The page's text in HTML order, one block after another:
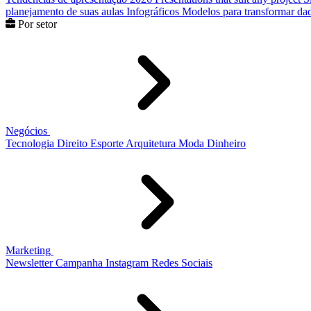
planejamento de suas aulas Infográficos Modelos para transformar
Por setor
Negócios
Tecnologia Direito Esporte Arquitetura Moda Dinheiro
Marketing
Newsletter Campanha Instagram Redes Sociais